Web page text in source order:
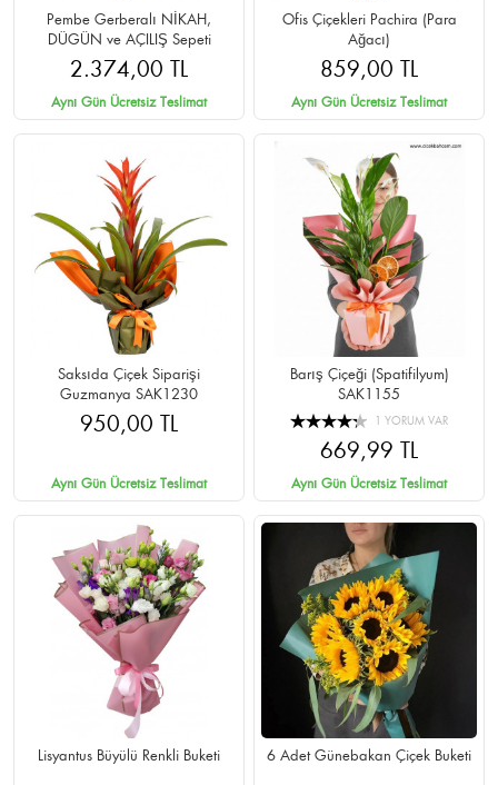
Pembe Gerberalı NİKAH,
DÜGÜN ve AÇILIŞ Sepeti
2.374,00 TL
Aynı Gün Ücretsiz Teslimat
Ofis Çiçekleri Pachira (Para
Ağacı)
859,00 TL
Aynı Gün Ücretsiz Teslimat
Saksıda Çiçek Siparişi
Guzmanya SAK1230
950,00 TL
Aynı Gün Ücretsiz Teslimat
Barış Çiçeği (Spatifilyum)
SAK1155
1 YORUM VAR
669,99 TL
Aynı Gün Ücretsiz Teslimat
Lisyantus Büyülü Renkli Buketi 6 Adet Günebakan Çiçek Buketi